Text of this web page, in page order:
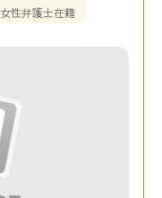
女性弁護士在籍